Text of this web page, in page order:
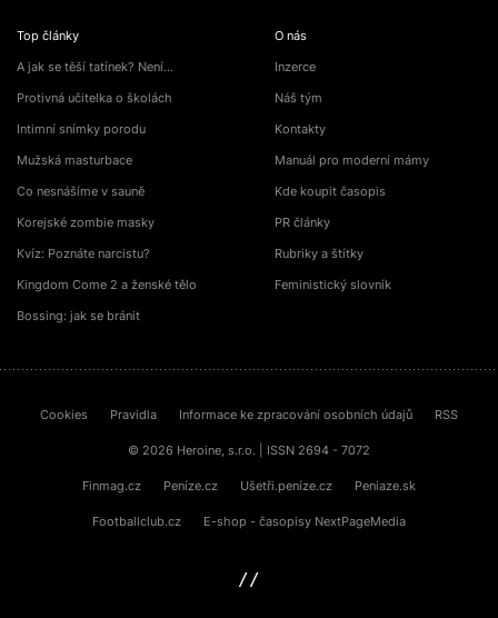
Top články
A jak se těší tatínek? Není…
Protivná učitelka o školách
Intimní snímky porodu
Mužská masturbace
Co nesnášíme v sauně
Korejské zombie masky
Kvíz: Poznáte narcistu?
Kingdom Come 2 a ženské tělo
Bossing: jak se bránit
O nás
Inzerce
Náš tým
Kontakty
Manuál pro moderní mámy
Kde koupit časopis
PR články
Rubriky a štítky
Feministický slovník
Cookies Pravidla Informace ke zpracování osobních údajů RSS
© 2026 Heroine, s.r.o. | ISSN 2694 - 7072
Finmag.cz Peníze.cz Ušetři.peníze.cz Peniaze.sk
Footballclub.cz E-shop - časopisy NextPageMedia